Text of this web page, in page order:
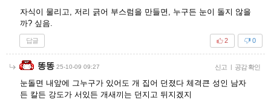
자식이 물리고, 저리 긁어 부스럼을 만들면, 누구든 눈이 돌지 않을
까? 싶음.
답글 0
2
똥똥 25-10-09 09:27 신고 | 공감 확인
눈돌면 내앞에 그누구가 있어도 개 집어 던졌다 체격큰 성인 남자
든 칼든 강도가 서있든 개새끼는 던지고 뒤지겠지